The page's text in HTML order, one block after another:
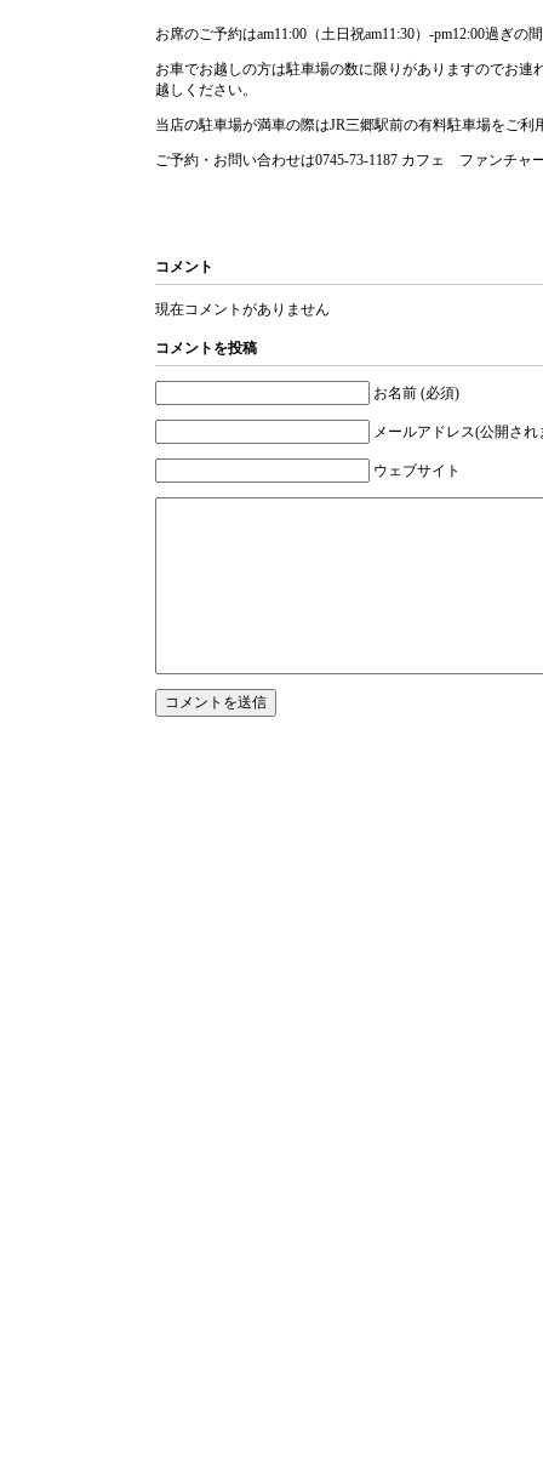
お席のご予約はam11:00（土日祝am11:30）-pm12:00過ぎ
お車でお越しの方は駐車場の数に限りがありますのでお連
越しください。
当店の駐車場が満車の際はJR三郷駅前の有料駐車場をご利
ご予約・お問い合わせは0745-73-1187 カフェ ファンチャ
コメント
現在コメントがありません
コメントを投稿
お名前 (必須)
メールアドレス(公開さ
ウェブサイト